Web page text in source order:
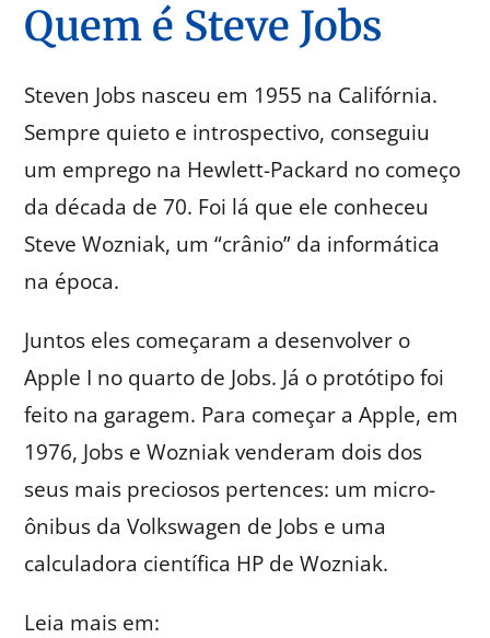
Quem é Steve Jobs
Steven Jobs nasceu em 1955 na Califórnia.
Sempre quieto e introspectivo, conseguiu
um emprego na Hewlett-Packard no começo
da década de 70. Foi lá que ele conheceu
Steve Wozniak, um “crânio” da informática
na época.
Juntos eles começaram a desenvolver o
Apple I no quarto de Jobs. Já o protótipo foi
feito na garagem. Para começar a Apple, em
1976, Jobs e Wozniak venderam dois dos
seus mais preciosos pertences: um micro-
ônibus da Volkswagen de Jobs e uma
calculadora científica HP de Wozniak.
Leia mais em: